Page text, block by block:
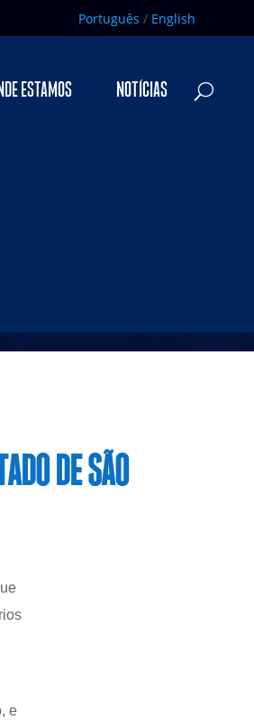
Português / English
ESTAMOS NOTÍCIAS
DE SÃO
e